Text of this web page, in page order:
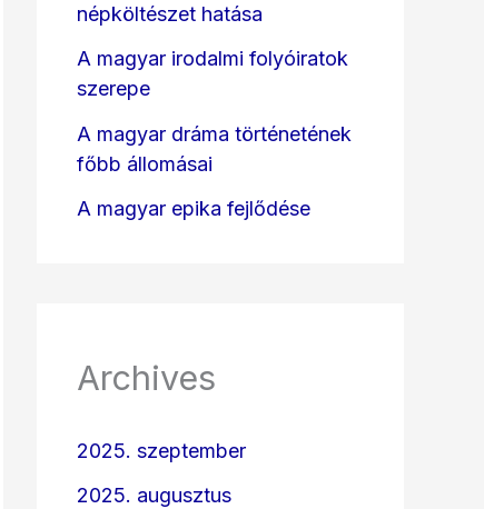
népköltészet hatása
A magyar irodalmi folyóiratok
szerepe
A magyar dráma történetének
főbb állomásai
A magyar epika fejlődése
Archives
2025. szeptember
2025. augusztus